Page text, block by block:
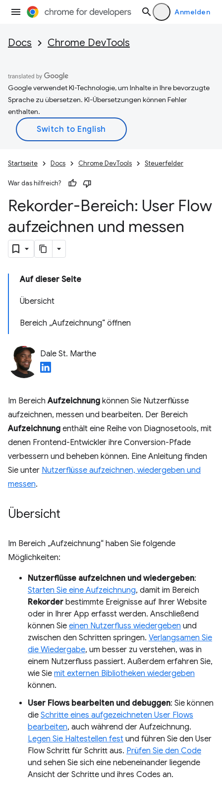
Anmelden
Docs Chrome DevTools
Google verwendet KI-Technologie, um Inhalte in Ihre bevorzugte
Sprache zu übersetzen. KI-Übersetzungen können Fehler
enthalten.
Startseite Docs Chrome DevTools Steuerfelder
War das hilfreich?
Rekorder-Bereich: User Flow
aufzeichnen und messen
Auf dieser Seite
Übersicht
Bereich „Aufzeichnung“ öffnen
Dale St. Marthe
Im BereichAufzeichnung können Sie Nutzerflüsse
aufzeichnen, messen und bearbeiten. Der Bereich
Aufzeichnung enthält eine Reihe von Diagnosetools, mit
denen Frontend-Entwickler ihre Conversion-Pfade
verbessern und beheben können. Eine Anleitung finden
Sie unter Nutzerflüsse aufzeichnen, wiedergeben und
messen.
Übersicht
Im Bereich „Aufzeichnung“ haben Sie folgende
Möglichkeiten:
Nutzerflüsse aufzeichnen und wiedergeben:
Starten Sie eine Aufzeichnung, damit im Bereich
Rekorder bestimmte Ereignisse auf Ihrer Website
oder in Ihrer App erfasst werden. Anschließend
können Sie einen Nutzerfluss wiedergeben und
zwischen den Schritten springen. Verlangsamen Sie
die Wiedergabe, um besser zu verstehen, was in
einem Nutzerfluss passiert. Außerdem erfahren Sie,
wie Sie mit externen Bibliotheken wiedergeben
können.
User Flows bearbeiten und debuggen: Sie können
die Schritte eines aufgezeichneten User Flows
bearbeiten, auch während der Aufzeichnung.
Legen Sie Haltestellen fest und führen Sie den User
Flow Schritt für Schritt aus. Prüfen Sie den Code
und sehen Sie sich eine nebeneinander liegende
Ansicht der Schritte und ihres Codes an.